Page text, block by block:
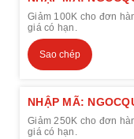
Giảm 100K cho đơn
giá có hạn.
Sao chép
NHẬP MÃ:
Giảm 250K cho đơn
giá có hạn.